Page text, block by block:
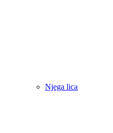
Njega lica